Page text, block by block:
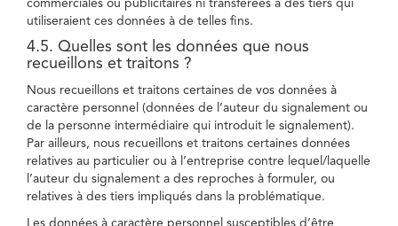
commerciales ou publicitaires ni transférées à des tiers qui
utiliseraient ces données à de telles fins.
4.5. Quelles sont les données que nous
recueillons et traitons ?
Nous recueillons et traitons certaines de vos données à
caractère personnel (données de l’auteur du signalement ou
de la personne intermédiaire qui introduit le signalement).
Par ailleurs, nous recueillons et traitons certaines données
relatives au particulier ou à l’entreprise contre lequel/laquelle
l’auteur du signalement a des reproches à formuler, ou
relatives à des tiers impliqués dans la problématique.
Les données à caractère personnel susceptibles d’être